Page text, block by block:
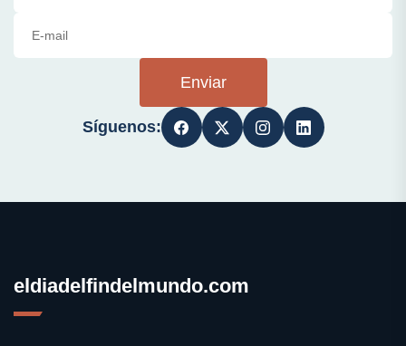
Enviar
Síguenos:
eldiadelfindelmundo.com